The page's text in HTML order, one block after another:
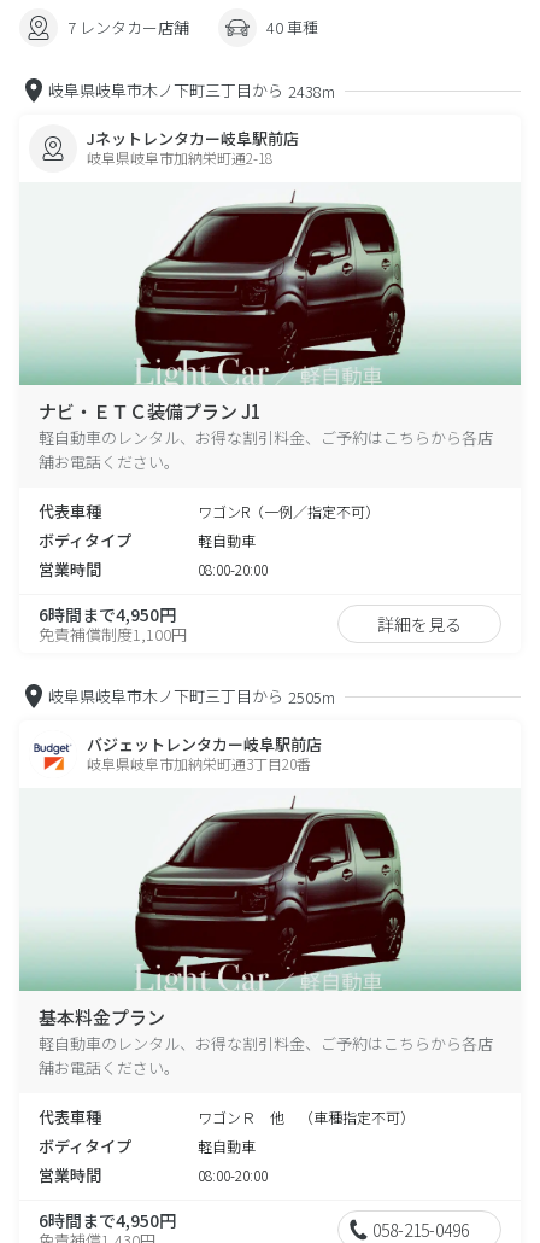
7 レンタカー店舗 40 車種
岐阜県岐阜市木ノ下町三丁目から 2438m
Jネットレンタカー岐阜駅前店
岐阜県岐阜市加納栄町通2-18
ナビ・ＥＴＣ装備プラン J1
軽自動車のレンタル、お得な割引料金、ご予約はこちらから各店
舗お電話ください。
代表車種 ワゴンR（一例／指定不可）
ボディタイプ 軽自動車
営業時間 08:00-20:00
6時間まで4,950円
免責補償制度1,100円 詳細を見る
岐阜県岐阜市木ノ下町三丁目から 2505m
バジェットレンタカー岐阜駅前店
岐阜県岐阜市加納栄町通3丁目20番
基本料金プラン
軽自動車のレンタル、お得な割引料金、ご予約はこちらから各店
舗お電話ください。
代表車種 ワゴンＲ 他 （車種指定不可）
ボディタイプ 軽自動車
営業時間 08:00-20:00
6時間まで4,950円 058-215-0496